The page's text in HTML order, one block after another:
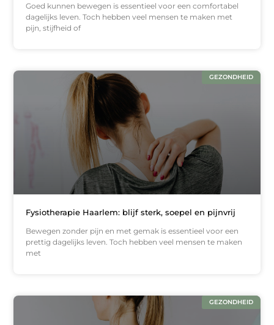
Goed kunnen bewegen is essentieel voor een comfortabel
dagelijks leven. Toch hebben veel mensen te maken met
pijn, stijfheid of
GEZONDHEID
Fysiotherapie Haarlem: blijf sterk, soepel en pijnvrij
Bewegen zonder pijn en met gemak is essentieel voor een
prettig dagelijks leven. Toch hebben veel mensen te maken
met
GEZONDHEID